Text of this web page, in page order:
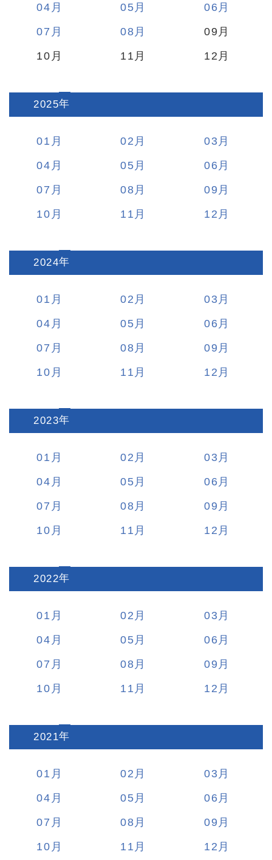
04
05
06
07
08
09
10
11 12
2025:
01 02
03
04
05
06
07
08
09
10
11 12
2024:
01 02
03
04
05
06
07
08
09
10
11 12
2023:
01 02
03
04
05
06
07
08
09
10
11 12
2022:
01 02
03
04
05
06
07
08
09
10
11 12
2021:
01 02
03
04
05
06
07
08
09
10
11 12